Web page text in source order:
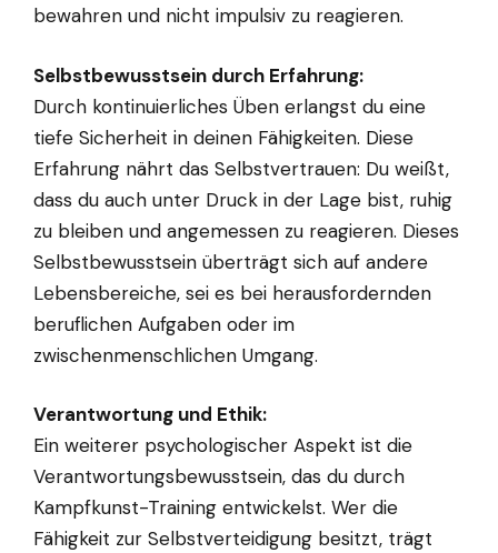
bewahren und nicht impulsiv zu reagieren.
Selbstbewusstsein durch Erfahrung:
Durch kontinuierliches Üben erlangst du eine
tiefe Sicherheit in deinen Fähigkeiten. Diese
Erfahrung nährt das Selbstvertrauen: Du weißt,
dass du auch unter Druck in der Lage bist, ruhig
zu bleiben und angemessen zu reagieren. Dieses
Selbstbewusstsein überträgt sich auf andere
Lebensbereiche, sei es bei herausfordernden
beruflichen Aufgaben oder im
zwischenmenschlichen Umgang.
Verantwortung und Ethik:
Ein weiterer psychologischer Aspekt ist die
Verantwortungsbewusstsein, das du durch
Kampfkunst-Training entwickelst. Wer die
Fähigkeit zur Selbstverteidigung besitzt, trägt